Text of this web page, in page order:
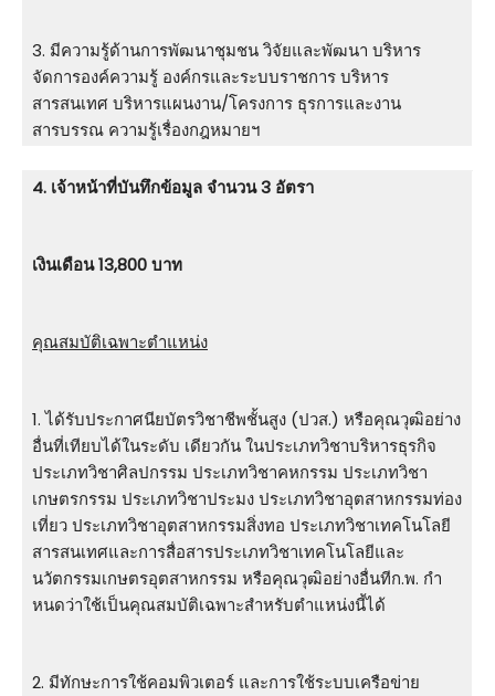
3. มีความรู้ด้านการพัฒนาชุมชน วิจัยและพัฒนา บริหาร
จัดการองค์ความรู้ องค์กรและระบบราชการ บริหาร
สารสนเทศ บริหารแผนงาน/โครงการ ธุรการและงาน
สารบรรณ ความรู้เรื่องกฎหมายฯ
4. เจ้าหน้าที่บันทึกข้อมูล จำนวน 3 อัตรา
เงินเดือน 13,800 บาท
คุณสมบัติเฉพาะตำแหน่ง
1. ได้รับประกาศนียบัตรวิชาชีพชั้นสูง (ปวส.) หรือคุณวุฒิอย่าง
อื่นที่เทียบได้ในระดับ เดียวกัน ในประเภทวิชาบริหารธุรกิจ
ประเภทวิชาศิลปกรรม ประเภทวิชาคหกรรม ประเภทวิชา
เกษตรกรรม ประเภทวิชาประมง ประเภทวิชาอุตสาหกรรมท่อง
เที่ยว ประเภทวิชาอุตสาหกรรมสิ่งทอ ประเภทวิชาเทคโนโลยี
สารสนเทศและการสื่อสารประเภทวิชาเทคโนโลยีและ
นวัตกรรมเกษตรอุตสาหกรรม หรือคุณวุฒิอย่างอื่นทีก.พ. กํา
หนดว่าใช้เป็นคุณสมบัติเฉพาะสำหรับตําแหน่งนี้ได้
2. มีทักษะการใช้คอมพิวเตอร์ และการใช้ระบบเครือข่าย